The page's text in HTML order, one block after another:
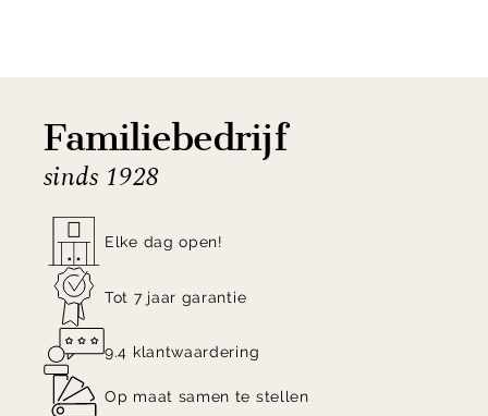
Familiebedrijf
sinds 1928
Elke dag open!
Tot 7 jaar garantie
9.4 klantwaardering
Op maat samen te stellen